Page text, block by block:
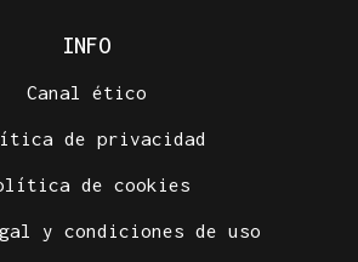
INFO
Canal ético
de privacidad
de cookies
y condiciones de uso